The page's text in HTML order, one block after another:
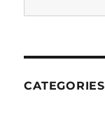
CATEGORIES